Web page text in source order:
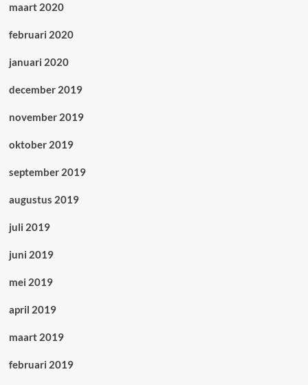
maart 2020
februari 2020
januari 2020
december 2019
november 2019
oktober 2019
september 2019
augustus 2019
juli 2019
juni 2019
mei 2019
april 2019
maart 2019
februari 2019